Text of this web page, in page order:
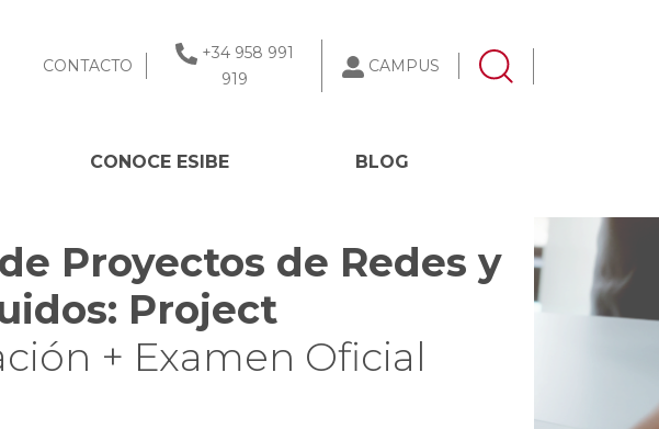
CONTACTO
+34 958 991
919
CAMPUS
CONOCE ESIBE BLOG
Proyectos de Redes y
Project
+ Examen Oficial